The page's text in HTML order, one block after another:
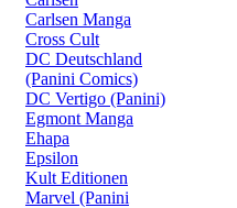
Carlsen Manga
Cross Cult
DC Deutschland
(Panini Comics)
DC Vertigo (Panini)
Egmont Manga
Ehapa
Epsilon
Kult Editionen
Marvel (Panini